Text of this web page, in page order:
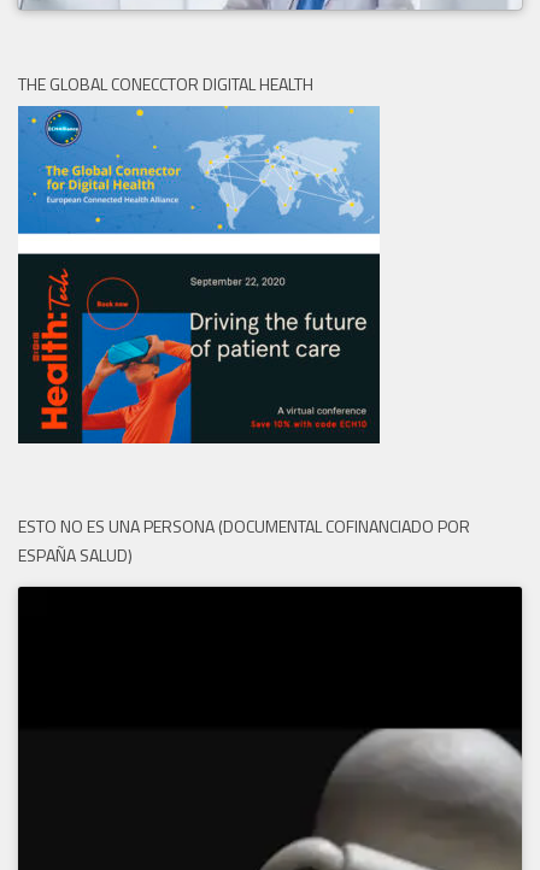
THE GLOBAL CONECCTOR DIGITAL HEALTH
ESTO NO ES UNA PERSONA (DOCUMENTAL COFINANCIADO POR
ESPAÑA SALUD)